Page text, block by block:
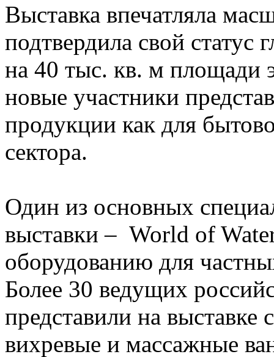
Выставка впечатляла
подтвердила свой
на 40 тыс. кв. м площади
новые участники
продукции как для
сектора.
Один из основных
выставки – World of
оборудованию для
Более 30 ведущих
представили на
вихревые и массажные